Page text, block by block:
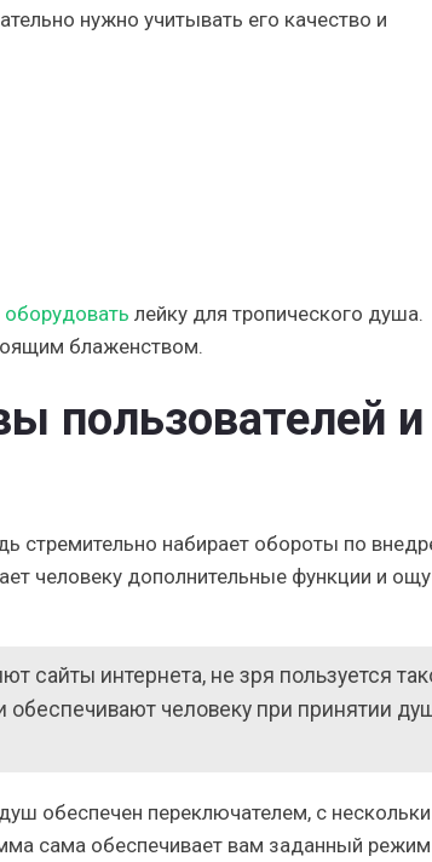
нужно учитывать его качество и
лейку для тропического душа.
блаженством.
пользователей и
стремительно набирает обороты по
человеку дополнительные функции и
сайты интернета, не зря пользуется
человеку при принятии
обеспечен переключателем, с
сама обеспечивает вам заданный